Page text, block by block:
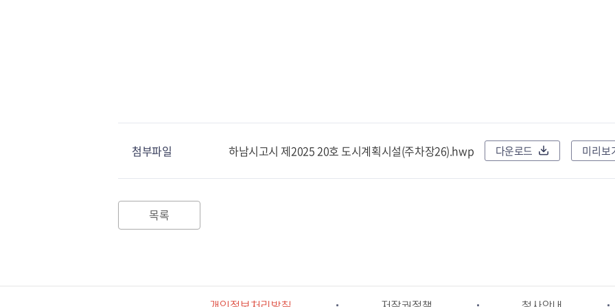
첨부파일 하남시고시 제2025 20호 도시계획시설(주차장26).hwp 다운로드 미리보
목록